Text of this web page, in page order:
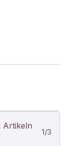
Artikeln
1/3